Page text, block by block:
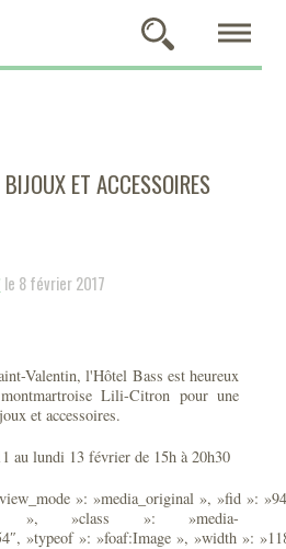
ET ACCESSOIRES
le 8 février 2017
Valentin, l'Hôtel Bass est heureux
Lili-Citron pour une
et accessoires.
au lundi 13 février de 15h à 20h30
»: »media_original », »fid »:
»: »media-
»typeof »: »foaf:Image », »width »: